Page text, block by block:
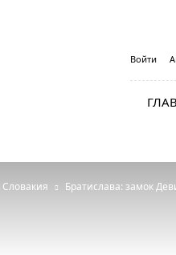
Войти
Словакия Братислава: замок